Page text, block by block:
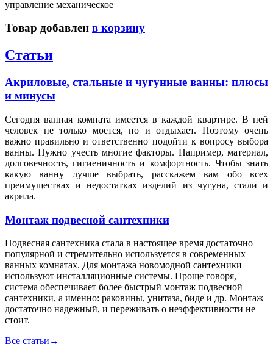
управление механическое
Товар добавлен в корзину
Статьи
Акриловые, стальные и чугунные ванны: плюсы
и минусы
Сегодня ванная комната имеется в каждой квартире. В ней
человек не только моется, но и отдыхает. Поэтому очень
важно правильно и ответственно подойти к вопросу выбора
ванны. Нужно учесть многие факторы. Например, материал,
долговечность, гигиеничность и комфортность. Чтобы знать
какую ванну лучше выбрать, расскажем вам обо всех
преимуществах и недостатках изделий из чугуна, стали и
акрила.
Монтаж подвесной сантехники
Подвесная сантехника стала в настоящее время достаточно
популярной и стремительно используется в современных
ванных комнатах. Для монтажа новомодной сантехники
используют инсталляционные системы. Проще говоря,
система обеспечивает более быстрый монтаж подвесной
сантехники, а именно: раковины, унитаза, биде и др. Монтаж
достаточно надежный, и переживать о неэффективности не
стоит.
Все статьи →